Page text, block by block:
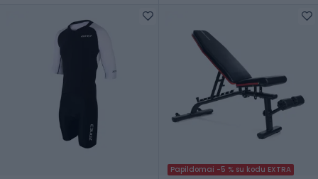
Papildomai -5 % su kodu EXTRA